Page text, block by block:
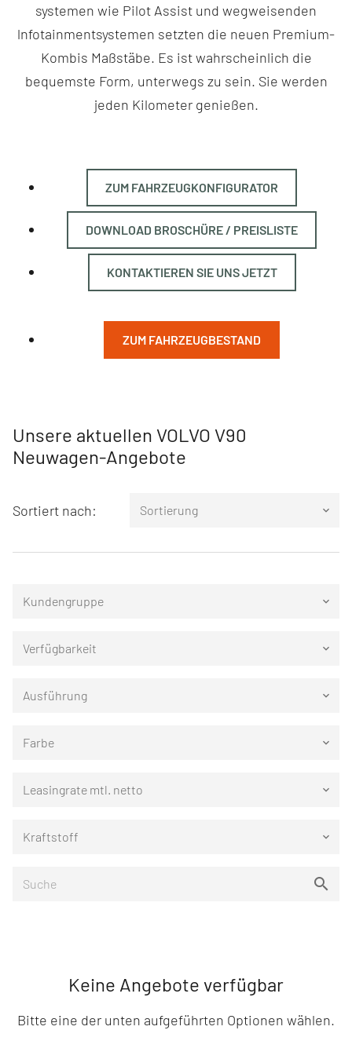
systemen wie Pilot Assist und weg­weisenden
lnfotainmentsystemen setzten die neuen Premium-
Kombis Maß­stäbe. Es ist wahr­scheinlich die
bequemste Form, unterwegs zu sein. Sie werden
jeden Kilometer genießen.
ZUM FAHRZEUGKONFIGURATOR
DOWNLOAD BROSCHÜRE / PREISLISTE
KONTAKTIEREN SIE UNS JETZT
ZUM FAHRZEUGBESTAND
Unsere aktuellen VOLVO V90
Neuwagen-Angebote
Sortiert nach: Sortierung keyboard_arrow_down
Kundengruppe keyboard_arrow_down
Verfügbarkeit keyboard_arrow_down
Ausführung keyboard_arrow_down
Farbe keyboard_arrow_down
Leasingrate mtl. netto keyboard_arrow_down
Kraftstoff keyboard_arrow_down
Keine Angebote verfügbar
Bitte eine der unten aufgeführten Optionen wählen.